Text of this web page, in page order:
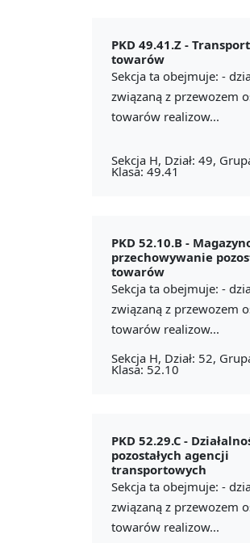
PKD 49.41.Z -
towarów
Sekcja ta obejmuje: -
związaną z przewozem
towarów realizow...
Sekcja H, Dział: 49,
Klasa: 49.41
PKD 52.10.B -
przechowywanie
towarów
Sekcja ta obejmuje: -
związaną z przewozem
towarów realizow...
Sekcja H, Dział: 52,
Klasa: 52.10
PKD 52.29.C -
pozostałych agencji
transportowych
Sekcja ta obejmuje: -
związaną z przewozem
towarów realizow...